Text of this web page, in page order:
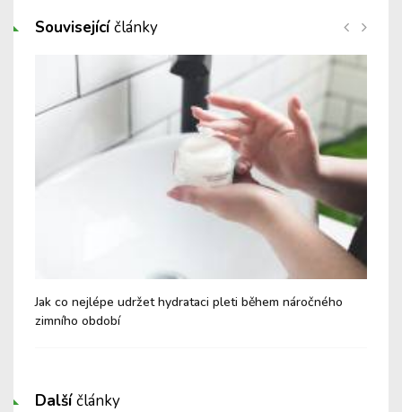
Souvisejícíčlánky
Jak co nejlépe udržet hydrataci pleti během náročného
zimního období
Dalšíčlánky